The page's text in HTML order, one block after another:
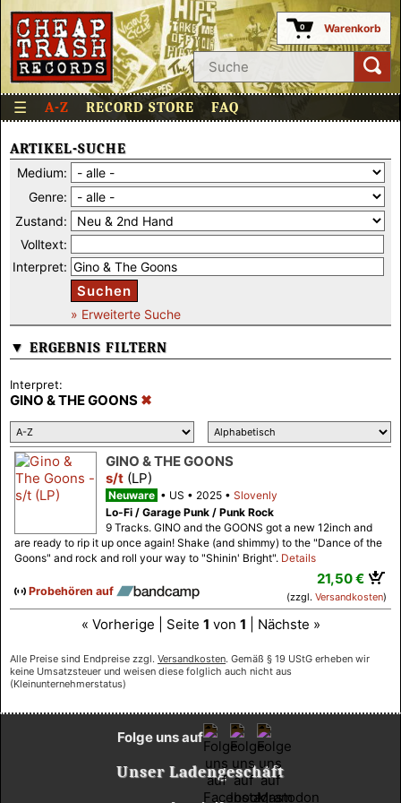
0 Warenkorb
☰ A-Z RECORD STORE FAQ
ARTIKEL-SUCHE
Medium:
Genre:
Zustand:
Volltext:
Interpret:
Suchen
» Erweiterte Suche
▼ ERGEBNIS FILTERN
Interpret:
GINO & THE GOONS
GINO & THE GOONS
s/t (LP)
Neuware US 2025
Slovenly
Lo-Fi / Garage Punk / Punk Rock
9 Tracks. GINO and the GOONS got a new 12inch and
are ready to rip it up once again! Shake (and shimmy) to the "Dance of the
Goons" and rock and roll your way to "Shinin' Bright". Details
Probehören auf
21,50 €
(zzgl. Versandkosten)
« Vorherige | Seite 1 von 1 | Nächste »
Alle Preise sind Endpreise zzgl. Versandkosten. Gemäß § 19 UStG erheben wir
keine Umsatzsteuer und weisen diese folglich auch nicht aus
(Kleinunternehmerstatus)
Unser Ladengeschäft
Folge uns auf